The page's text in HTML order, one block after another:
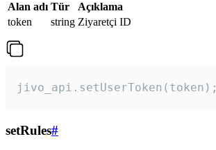
Alan adı Tür
Açıklama
token
string Ziyaretçi ID
jivo_api.setUserToken(token);
setRules#